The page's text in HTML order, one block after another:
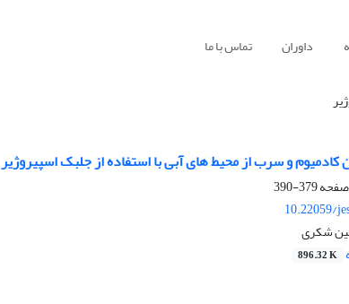
داوران تماس با ما
و سرب از محیط های آبی با استفاده از جلبک اسپیروژیر
379-390
10.22059/
شکری
896.32 K